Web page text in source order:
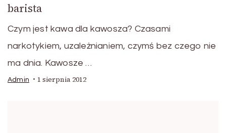
barista
Czym jest kawa dla kawosza? Czasami
narkotykiem, uzależnianiem, czymś bez czego nie
ma dnia. Kawosze …
Admin 1 sierpnia 2012